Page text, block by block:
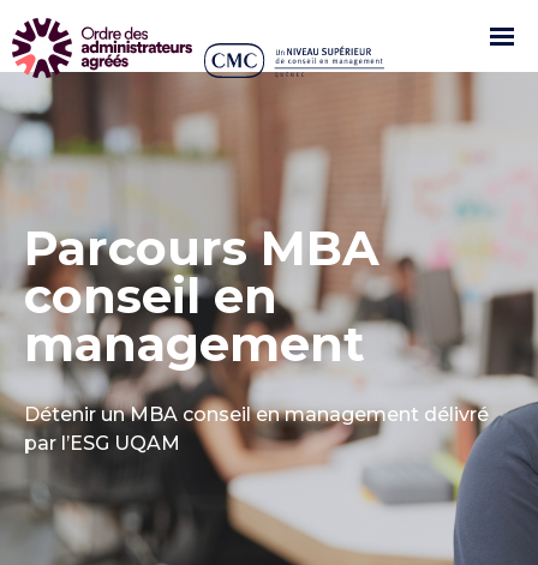
Parcours MBA
conseil en
management
Détenir un MBA conseil en management délivré
par l’ESG UQAM